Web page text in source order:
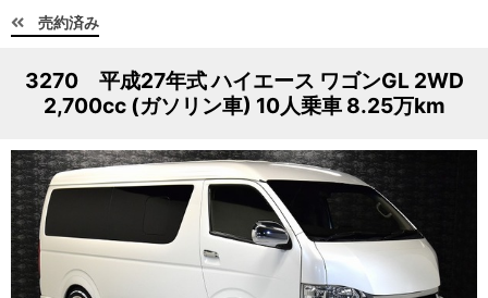
売約済み
3270 平成27年式 ハイエース ワゴンGL 2WD
2,700cc (ガソリン車) 10人乗車 8.25万km